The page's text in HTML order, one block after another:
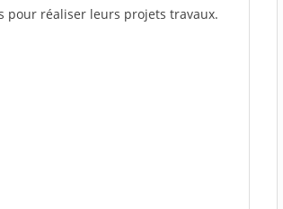
pour réaliser leurs projets travaux.